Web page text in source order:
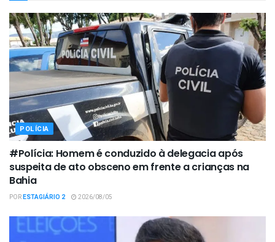
POLÍCIA
#Polícia: Homem é conduzido à delegacia após
suspeita de ato obsceno em frente a crianças na
Bahia
PORESTAGIÁRIO 2 2026/08/05